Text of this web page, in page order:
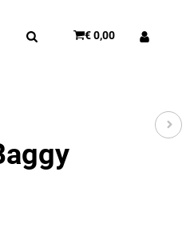
€ 0,00